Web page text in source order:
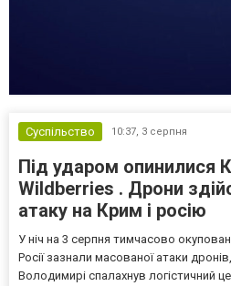
Суспільство 10:37, 3 серпня
Під ударом опинилися
Wildberries . Дрони
атаку на Крим і росію
У ніч на 3 серпня тимчасово
Росії зазнали масованої атаки
Володимирі спалахнув логістичний